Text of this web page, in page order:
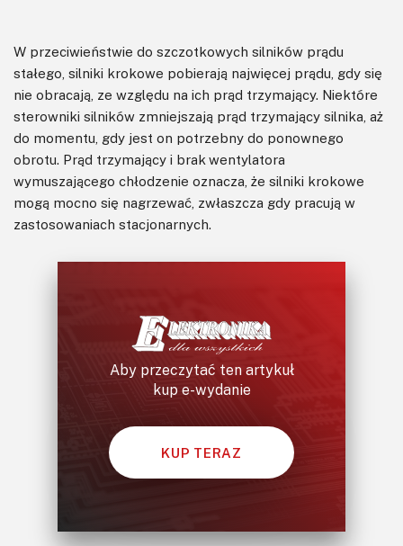
W przeciwieństwie do szczotkowych silników prądu
stałego, silniki krokowe pobierają najwięcej prądu, gdy się
nie obracają, ze względu na ich prąd trzymający. Niektóre
sterowniki silników zmniejszają prąd trzymający silnika, aż
do momentu, gdy jest on potrzebny do ponownego
obrotu. Prąd trzymający i brak wentylatora
wymuszającego chłodzenie oznacza, że silniki krokowe
mogą mocno się nagrzewać, zwłaszcza gdy pracują w
zastosowaniach stacjonarnych.
Aby przeczytać ten artykuł
kup e-wydanie
KUP TERAZ